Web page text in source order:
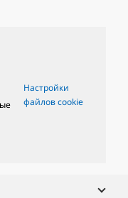
Настройки
файлов cookie